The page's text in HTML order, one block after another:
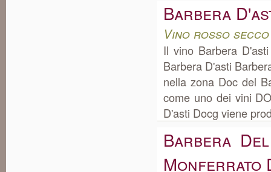
Barbera
Vino rosso secco
Il vino Barbera
Barbera D'asti
nella zona Doc del
come uno dei vini
D'asti Docg viene
Barbera
Monferrato